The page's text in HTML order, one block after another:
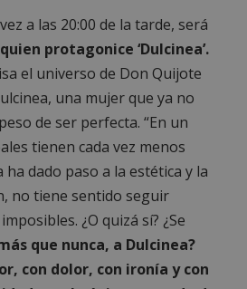
a las 20:00 de la tarde, será
protagonice ‘Dulcinea’.
el universo de Don Quijote
una mujer que ya no
de ser perfecta. “En un
tienen cada vez menos
ha dado paso a la estética y la
no tiene sentido seguir
¿O quizá sí? ¿Se
que nunca, a Dulcinea?
con dolor, con ironía y con